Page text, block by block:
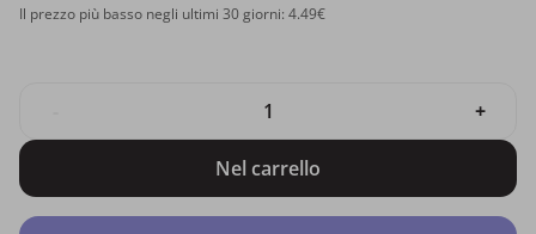
Il prezzo più basso negli ultimi 30 giorni: 4.49€
+
Nel carrello